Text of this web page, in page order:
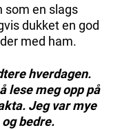
som en slags
dukket en god
med ham.
hverdagen.
lese meg opp på
Jeg var mye
bedre.